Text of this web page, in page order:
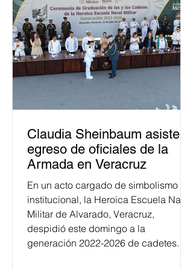
Claudia Sheinbaum asiste a
egreso de oficiales de la
Armada en Veracruz
En un acto cargado de simbolismo
institucional, la Heroica Escuela Naval
Militar de Alvarado, Veracruz,
despidió este domingo a la
generación 2022-2026 de cadetes.